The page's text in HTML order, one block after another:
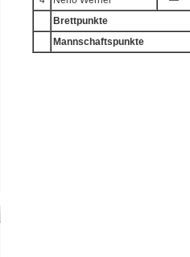
Brettpunkte
Mannschaftspunkte